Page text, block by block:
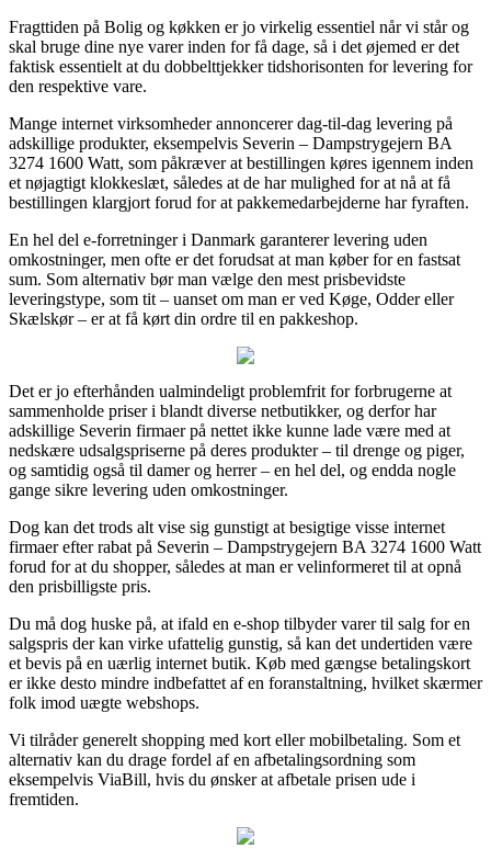
Fragttiden på Bolig og køkken er jo virkelig essentiel når vi står og
skal bruge dine nye varer inden for få dage, så i det øjemed er det
faktisk essentielt at du dobbelttjekker tidshorisonten for levering for
den respektive vare.
Mange internet virksomheder annoncerer dag-til-dag levering på
adskillige produkter, eksempelvis Severin – Dampstrygejern BA
3274 1600 Watt, som påkræver at bestillingen køres igennem inden
et nøjagtigt klokkeslæt, således at de har mulighed for at nå at få
bestillingen klargjort forud for at pakkemedarbejderne har fyraften.
En hel del e-forretninger i Danmark garanterer levering uden
omkostninger, men ofte er det forudsat at man køber for en fastsat
sum. Som alternativ bør man vælge den mest prisbevidste
leveringstype, som tit – uanset om man er ved Køge, Odder eller
Skælskør – er at få kørt din ordre til en pakkeshop.
Det er jo efterhånden ualmindeligt problemfrit for forbrugerne at
sammenholde priser i blandt diverse netbutikker, og derfor har
adskillige Severin firmaer på nettet ikke kunne lade være med at
nedskære udsalgspriserne på deres produkter – til drenge og piger,
og samtidig også til damer og herrer – en hel del, og endda nogle
gange sikre levering uden omkostninger.
Dog kan det trods alt vise sig gunstigt at besigtige visse internet
firmaer efter rabat på Severin – Dampstrygejern BA 3274 1600 Watt
forud for at du shopper, således at man er velinformeret til at opnå
den prisbilligste pris.
Du må dog huske på, at ifald en e-shop tilbyder varer til salg for en
salgspris der kan virke ufattelig gunstig, så kan det undertiden være
et bevis på en uærlig internet butik. Køb med gængse betalingskort
er ikke desto mindre indbefattet af en foranstaltning, hvilket skærmer
folk imod uægte webshops.
Vi tilråder generelt shopping med kort eller mobilbetaling. Som et
alternativ kan du drage fordel af en afbetalingsordning som
eksempelvis ViaBill, hvis du ønsker at afbetale prisen ude i
fremtiden.